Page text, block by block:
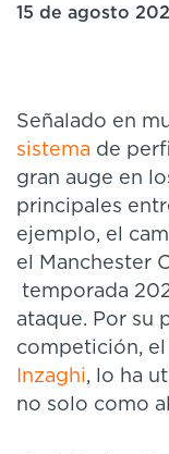
15 de agosto
Señalado en
sistema de
gran auge en
principales
ejemplo, el
el Manchester
temporada
ataque. Por su
competición,
Inzaghi, lo ha
no solo como